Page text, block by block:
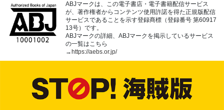
ABJマークは、この電子書店・電子書籍配信サービス
が、著作権者からコンテンツ使用許諾を得た正規版配信
サービスであることを示す登録商標（登録番号 第60917
13号）です。
ABJマークの詳細、ABJマークを掲示しているサービス
の一覧はこちら
→ https://aebs.or.jp/